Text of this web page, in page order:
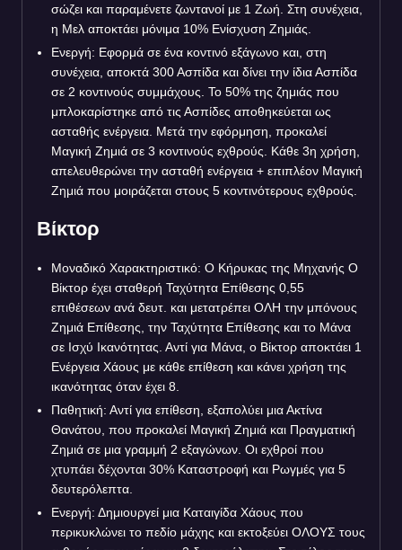
σώζει και παραμένετε ζωντανοί με 1 Ζωή. Στη συνέχεια,
η Μελ αποκτάει μόνιμα 10% Ενίσχυση Ζημιάς.
Ενεργή: Εφορμά σε ένα κοντινό εξάγωνο και, στη
συνέχεια, αποκτά 300 Ασπίδα και δίνει την ίδια Ασπίδα
σε 2 κοντινούς συμμάχους. Το 50% της ζημιάς που
μπλοκαρίστηκε από τις Ασπίδες αποθηκεύεται ως
ασταθής ενέργεια. Μετά την εφόρμηση, προκαλεί
Μαγική Ζημιά σε 3 κοντινούς εχθρούς. Κάθε 3η χρήση,
απελευθερώνει την ασταθή ενέργεια + επιπλέον Μαγική
Ζημιά που μοιράζεται στους 5 κοντινότερους εχθρούς.
Βίκτορ
Μοναδικό Χαρακτηριστικό: Ο Κήρυκας της Μηχανής Ο
Βίκτορ έχει σταθερή Ταχύτητα Επίθεσης 0,55
επιθέσεων ανά δευτ. και μετατρέπει ΟΛΗ την μπόνους
Ζημιά Επίθεσης, την Ταχύτητα Επίθεσης και το Μάνα
σε Ισχύ Ικανότητας. Αντί για Μάνα, ο Βίκτορ αποκτάει 1
Ενέργεια Χάους με κάθε επίθεση και κάνει χρήση της
ικανότητας όταν έχει 8.
Παθητική: Αντί για επίθεση, εξαπολύει μια Ακτίνα
Θανάτου, που προκαλεί Μαγική Ζημιά και Πραγματική
Ζημιά σε μια γραμμή 2 εξαγώνων. Οι εχθροί που
χτυπάει δέχονται 30% Καταστροφή και Ρωγμές για 5
δευτερόλεπτα.
Ενεργή: Δημιουργεί μια Καταιγίδα Χάους που
περικυκλώνει το πεδίο μάχης και εκτοξεύει ΟΛΟΥΣ τους